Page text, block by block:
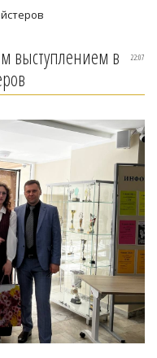
22:07
выступлением в